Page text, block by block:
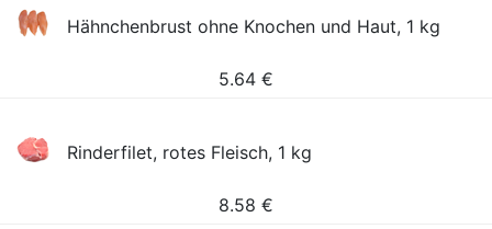
Hähnchenbrust ohne Knochen und Haut, 1 kg
5.64 €
Rinderfilet, rotes Fleisch, 1 kg
8.58 €